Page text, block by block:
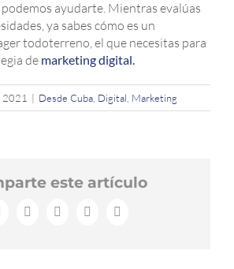
ayudarte. Mientras evalúas
ya sabes cómo es un
todoterreno, el que necesitas para
de marketing digital.
2021 | Desde Cuba Digital Marketing
este artículo
X LinkedInWhatsApp
Correo